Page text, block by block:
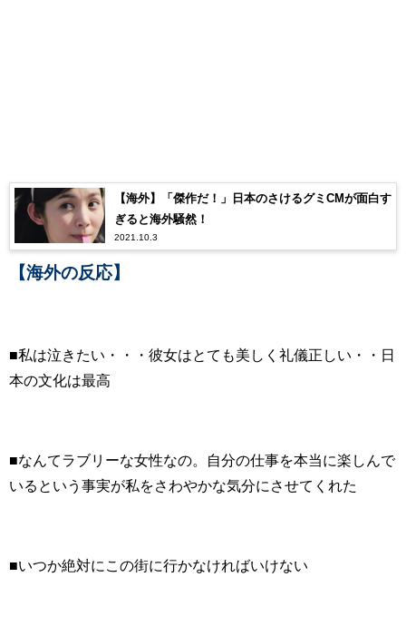
【海外】「傑作だ！」日本のさけるグミCMが面白す
ぎると海外騒然！
2021.10.3
【海外の反応】
■私は泣きたい・・・彼女はとても美しく礼儀正しい・・日
本の文化は最高
■なんてラブリーな女性なの。自分の仕事を本当に楽しんで
いるという事実が私をさわやかな気分にさせてくれた
■いつか絶対にこの街に行かなければいけない